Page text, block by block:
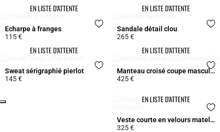
EN LISTE D’ATTENTE
Echarpe à franges
115 €
EN LISTE D’ATTENTE
Sandale détail clou
265 €
EN LISTE D’ATTENTE
Sweat sérigraphié pierlot
145 €
EN LISTE D’ATTENTE
Manteau croisé coupe masculine
425 €
EN LISTE D’ATTENTE
Veste courte en velours matelassé
325 €